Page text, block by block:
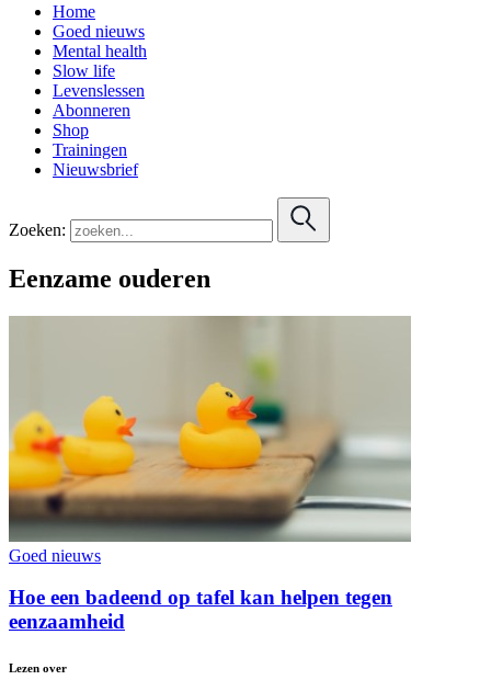
Home
Goed nieuws
Mental health
Slow life
Levenslessen
Abonneren
Shop
Trainingen
Nieuwsbrief
Zoeken:
Eenzame ouderen
Goed nieuws
Hoe een badeend op tafel kan helpen tegen
eenzaamheid
Lezen over